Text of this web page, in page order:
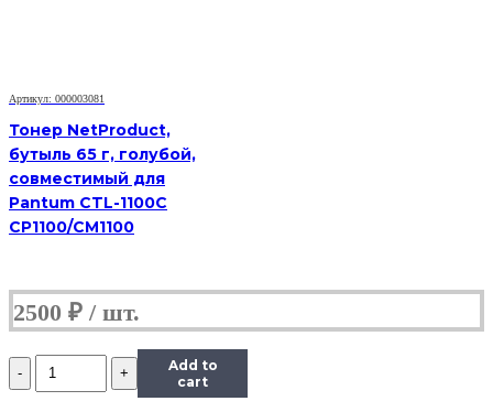
Артикул: 000003081
Тонер NetProduct,
бутыль 65 г, голубой,
совместимый для
Pantum CTL-1100C
CP1100/CM1100
2500 ₽
Количество
Тонер
Add to
cart